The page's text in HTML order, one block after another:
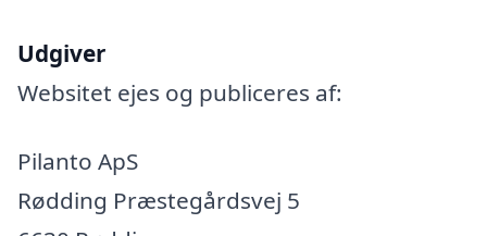
Udgiver
Websitet ejes og publiceres af:
Pilanto ApS
Rødding Præstegårdsvej 5